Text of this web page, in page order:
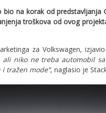
bio na korak od
troškova od ovog
za Volkswagen,
niko ne treba automobil
tražen mode”, naglasio je